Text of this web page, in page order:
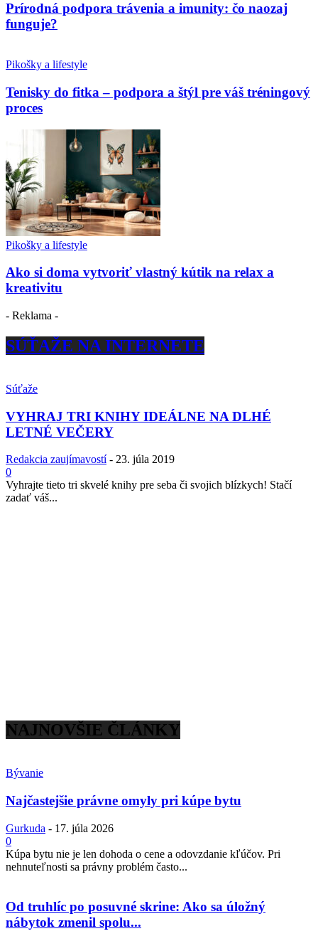
Prírodná podpora trávenia a imunity: čo naozaj
funguje?
Pikošky a lifestyle
Tenisky do fitka – podpora a štýl pre váš tréningový
proces
Pikošky a lifestyle
Ako si doma vytvoriť vlastný kútik na relax a
kreativitu
- Reklama -
SÚŤAŽE NA INTERNETE
Súťaže
VYHRAJ TRI KNIHY IDEÁLNE NA DLHÉ
LETNÉ VEČERY
Redakcia zaujímavostí - 23. júla 2019
0
Vyhrajte tieto tri skvelé knihy pre seba či svojich blízkych! Stačí
zadať váš...
NAJNOVŠIE ČLÁNKY
Bývanie
Najčastejšie právne omyly pri kúpe bytu
Gurkuda - 17. júla 2026
0
Kúpa bytu nie je len dohoda o cene a odovzdanie kľúčov. Pri
nehnuteľnosti sa právny problém často...
Od truhlíc po posuvné skrine: Ako sa úložný
nábytok zmenil spolu...